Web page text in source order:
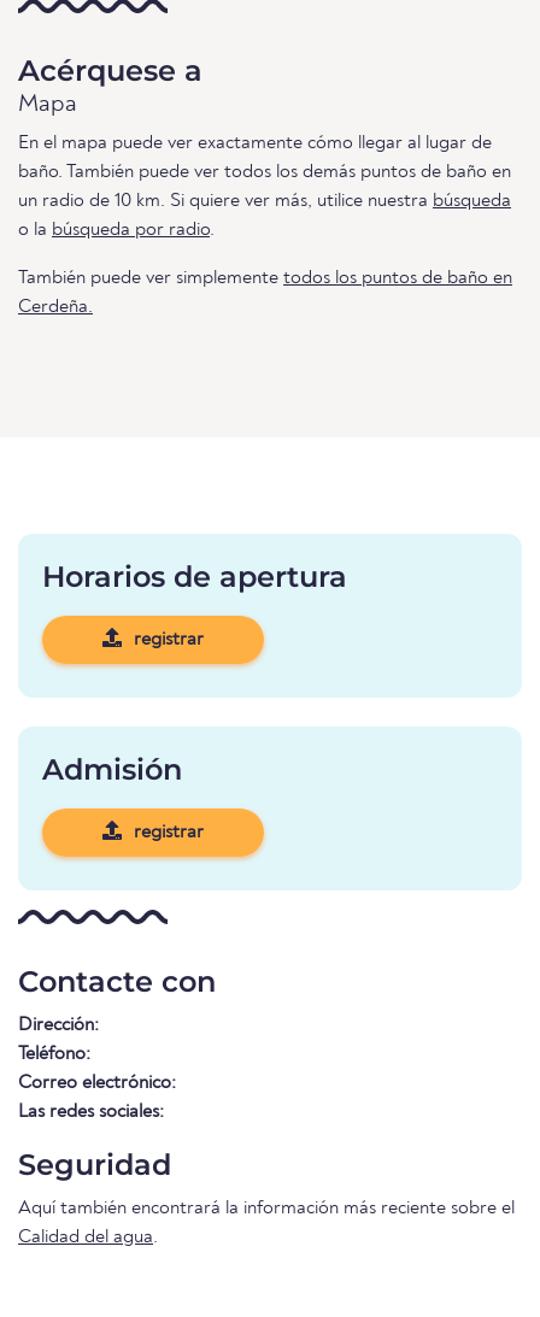
Acérquese a
Mapa
En el mapa puede ver exactamente cómo llegar al lugar de
baño. También puede ver todos los demás puntos de baño en
un radio de 10 km. Si quiere ver más, utilice nuestra búsqueda
o la búsqueda por radio.
También puede ver simplemente todos los puntos de baño en
Cerdeña.
Horarios de apertura
registrar
Admisión
registrar
Contacte con
Dirección:
Teléfono:
Correo electrónico:
Las redes sociales:
Seguridad
Aquí también encontrará la información más reciente sobre el
Calidad del agua.